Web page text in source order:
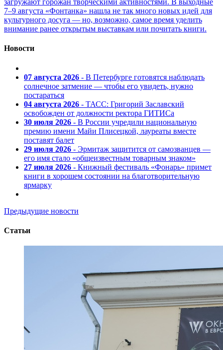
загружают горожан творческими активностями. В выходные
7–9 августа «Фонтанка» нашла не так много новых идей для
культурного досуга — но, возможно, самое время уделить
внимание ранее открытым выставкам или почитать книги.
Новости
07 августа 2026 - В Петербурге готовятся наблюдать
солнечное затмение — чтобы его увидеть, нужно
постараться
04 августа 2026 - ТАСС: Григорий Заславский
освобожден от должности ректора ГИТИСа
30 июля 2026 - В России учредили национальную
премию имени Майи Плисецкой, лауреаты вместе
поставят балет
29 июля 2026 - Эрмитаж защитится от самозванцев —
его имя стало «общеизвестным товарным знаком»
27 июля 2026 - Книжный фестиваль «Фонарь» примет
книги в хорошем состоянии на благотворительную
ярмарку
Предыдущие новости
Статьи